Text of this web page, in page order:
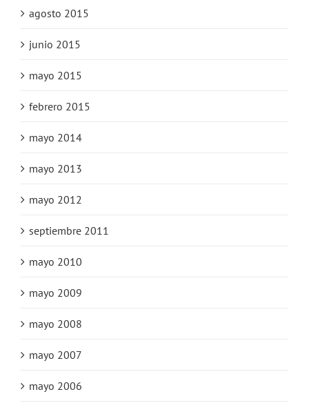
agosto 2015
junio 2015
mayo 2015
febrero 2015
mayo 2014
mayo 2013
mayo 2012
septiembre 2011
mayo 2010
mayo 2009
mayo 2008
mayo 2007
mayo 2006